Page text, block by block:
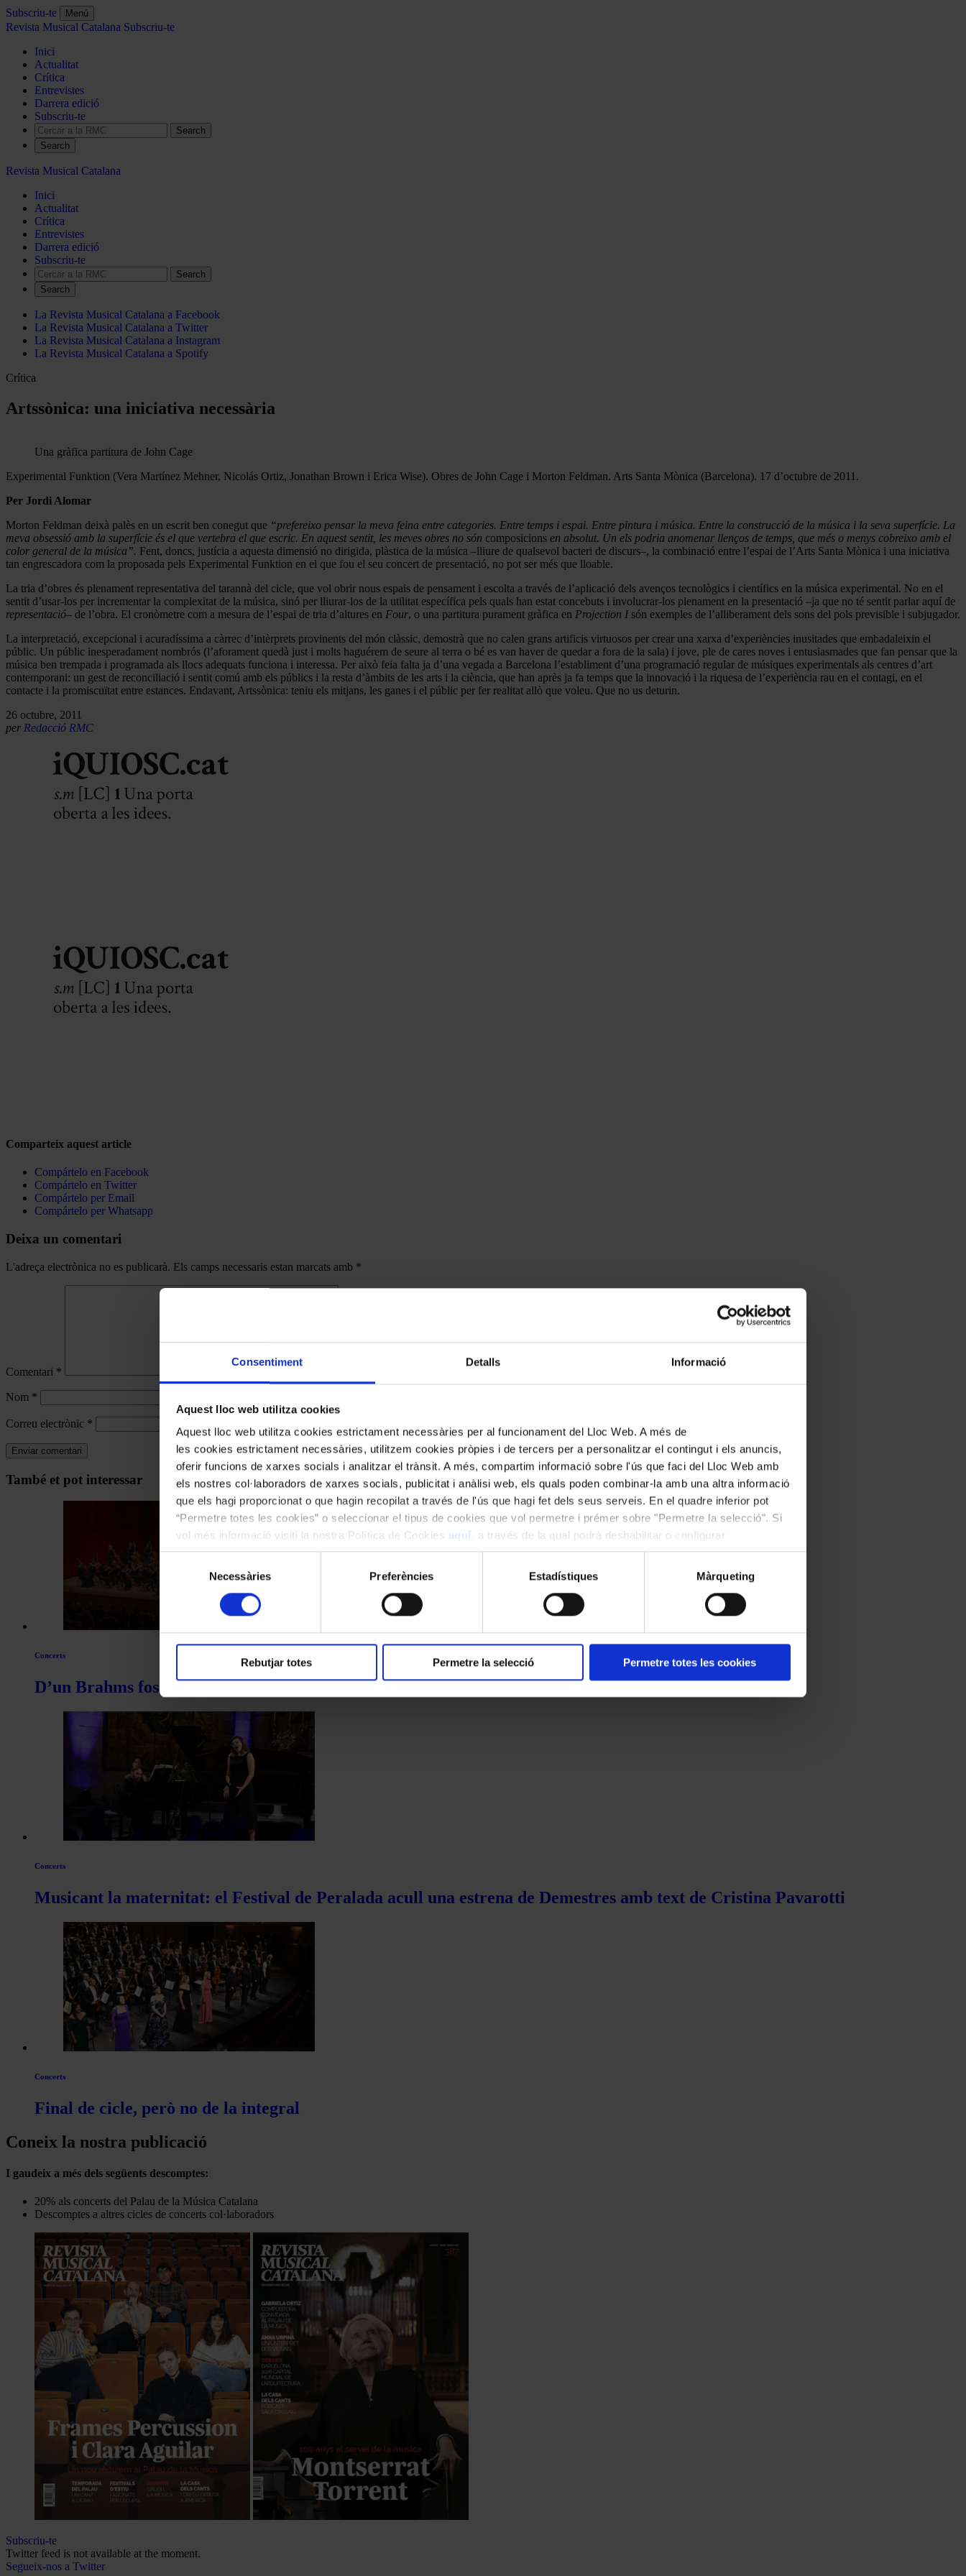
Consentiment Detalls Informació
Aquest lloc web utilitza cookies
Aquest lloc web utilitza cookies estrictament necessàries per al funcionament del Lloc Web. A més de
les cookies estrictament necessàries, utilitzem cookies pròpies i de tercers per a personalitzar el contingut i els anuncis,
oferir funcions de xarxes socials i analitzar el trànsit. A més, compartim informació sobre l'ús que faci del Lloc Web amb
els nostres col·laboradors de xarxes socials, publicitat i anàlisi web, els quals poden combinar-la amb una altra informació
que els hagi proporcionat o que hagin recopilat a través de l'ús que hagi fet dels seus serveis. En el quadre inferior pot
“Permetre totes les cookies” o seleccionar el tipus de cookies que vol permetre i prémer sobre "Permetre la selecció". Si
vol més informació visiti la nostra Política de Cookies aquí
, a través de la qual podrà deshabilitar o configurar
les cookies en qualsevol moment.
consentiment
Necessàries Preferències Estadístiques Màrqueting
Rebutjar totes Permetre la selecció Permetre totes les cookies
Subscriu-te Menú
Revista Musical Catalana Subscriu-te
Inici
Actualitat
Crítica
Entrevistes
Darrera edició
Subscriu-te
Search
Revista Musical Catalana
Inici
Actualitat
Crítica
Entrevistes
Darrera edició
Subscriu-te
Search
La Revista Musical Catalana a Facebook
La Revista Musical Catalana a Twitter
La Revista Musical Catalana a Instagram
La Revista Musical Catalana a Spotify
Crítica
Artssònica: una iniciativa necessària
Una gràfica partitura de John Cage
Experimental Funktion (Vera Martínez Mehner, Nicolás Ortiz, Jonathan Brown i Erica Wise). Obres de John Cage i Morton Feldman. Arts Santa Mònica (Barcelona). 17 d’octubre de 2011.
Per Jordi Alomar
Morton Feldman deixà palès en un escrit ben conegut que “prefereixo pensar la meva feina entre categories. Entre temps i espai. Entre pintura i música. Entre la construcció de la música i la seva superfície. La
meva obsessió amb la superfície és el que vertebra el que escric. En aquest sentit, les meves obres no són composicions en absolut. Un els podria anomenar llenços de temps, que més o menys cobreixo amb el
color general de la música”. Fent, doncs, justícia a aquesta dimensió no dirigida, plàstica de la música –lliure de qualsevol bacteri de discurs–, la combinació entre l’espai de l’Arts Santa Mònica i una iniciativa
tan engrescadora com la proposada pels Experimental Funktion en el que fou el seu concert de presentació, no pot ser més que lloable.
La tria d’obres és plenament representativa del tarannà del cicle, que vol obrir nous espais de pensament i escolta a través de l’aplicació dels avenços tecnològics i científics en la música experimental. No en el
sentit d’usar-los per incrementar la complexitat de la música, sinó per lliurar-los de la utilitat específica pels quals han estat concebuts i involucrar-los plenament en la presentació –ja que no té sentit parlar aquí de
representació– de l’obra. El cronòmetre com a mesura de l’espai de tria d’altures en Four, o una partitura purament gràfica en Projection Isón exemples de l’alliberament dels sons del pols previsible i subjugador.
La interpretació, excepcional i acuradíssima a càrrec d’intèrprets provinents del món clàssic, demostrà que no calen grans artificis virtuosos per crear una xarxa d’experiències inusitades que embadaleixin el
públic. Un públic inesperadament nombrós (l’aforament quedà just i molts haguérem de seure al terra o bé es van haver de quedar a fora de la sala) i jove, ple de cares noves i entusiasmades que fan pensar que la
música ben trempada i programada als llocs adequats funciona i interessa. Per això feia falta ja d’una vegada a Barcelona l’establiment d’una programació regular de músiques experimentals als centres d’art
contemporani: un gest de reconciliació i sentit comú amb els públics i la resta d’àmbits de les arts i la ciència, que han après ja fa temps que la innovació i la riquesa de l’experiència rau en el contagi, en el
contacte i la promiscuïtat entre estances. Endavant, Artssònica: teniu els mitjans, les ganes i el públic per fer realitat allò que voleu. Que no us deturin.
26 octubre, 2011
per Redacció RMC
Comparteix aquest article
Compártelo en Facebook
Compártelo en Twitter
Compártelo per Email
Compártelo per Whatsapp
Deixa un comentari
L'adreça electrònica no es publicarà. Els camps necessaris estan marcats amb *
Comentari *
Nom *
Correu electrònic *
Navegar
Actualitat
També et pot interessar
Concerts
D’un Brahms fosc a un Dvořák clar
Concerts
Musicant la maternitat: el Festival de Peralada acull una estrena de Demestres amb text de Cristina Pavarotti
Concerts
Final de cicle, però no de la integral
Coneix la nostra publicació
I gaudeix a més dels següents descomptes:
20% als concerts del Palau de la Música Catalana
Descomptes a altres cicles de concerts col·laboradors
Subscriu-te
Twitter feed is not available at the moment.
Segueix-nos a Twitter